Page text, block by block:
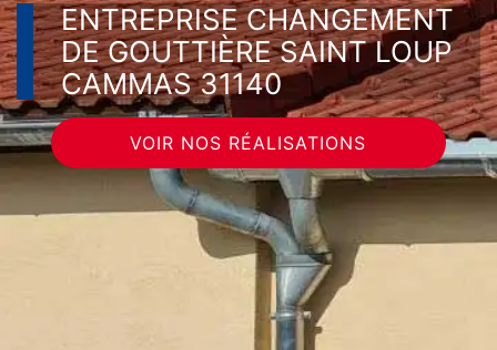
ENTREPRISE CHANGEMENT
DE GOUTTIÈRE SAINT LOUP
CAMMAS 31140
VOIR NOS RÉALISATIONS